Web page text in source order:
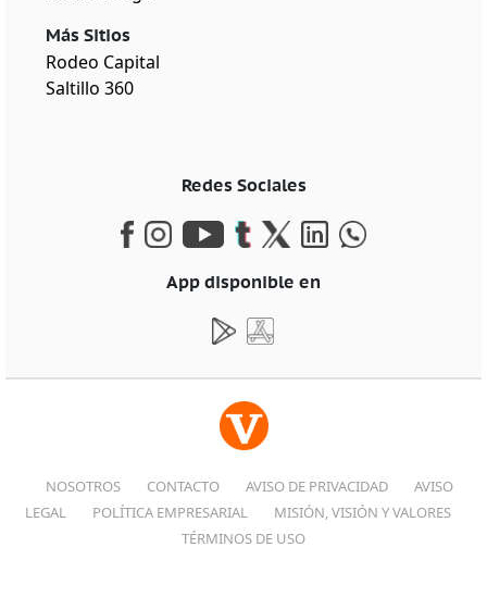
Más Sitios
Rodeo Capital
Saltillo 360
Redes Sociales
App disponible en
NOSOTROS CONTACTO AVISO DE PRIVACIDAD
AVISO
LEGAL
POLÍTICA EMPRESARIAL
MISIÓN, VISIÓN Y VALORES
TÉRMINOS DE USO